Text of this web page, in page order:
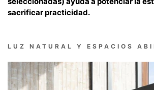
sacrificar practicidad.
LUZ NATURAL Y ESPACIOS